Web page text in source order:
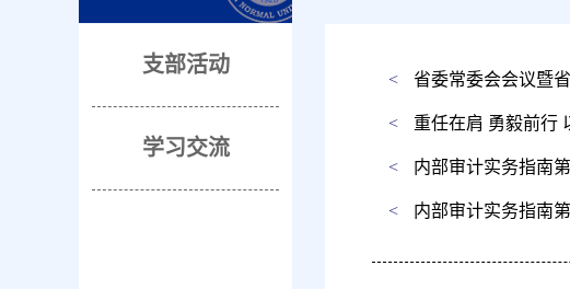
支部活动
学习交流
< 省委常委会会议暨
< 重任在肩 勇毅前行
< 内部审计实务指南
< 内部审计实务指南